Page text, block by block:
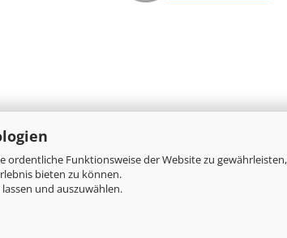
Funktionsweise der Website zu
bieten zu können.
und auszuwählen.
Online-Shopby Gambio.de © 2026